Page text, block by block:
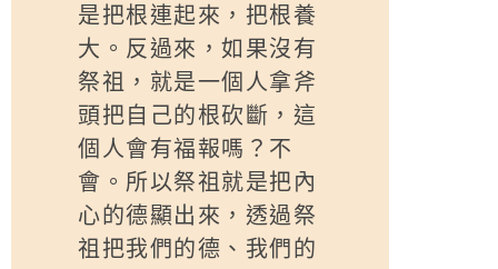
是把根連起來，把根養
大。反過來，如果沒有
祭祖，就是一個人拿斧
頭把自己的根砍斷，這
個人會有福報嗎？不
會。所以祭祖就是把內
心的德顯出來，透過祭
祖把我們的德、我們的